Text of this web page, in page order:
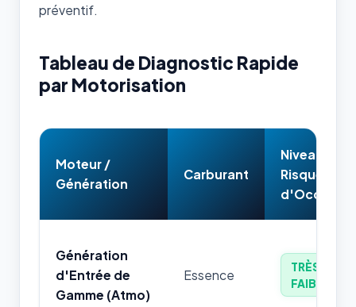
préventif.
Tableau de Diagnostic Rapide
par Motorisation
Moteur /
Génération
Carburant
Niveau de
Risque
d'Occasion
Génération
d'Entrée de
Gamme (Atmo)
Essence
TRÈS
FAIBLE